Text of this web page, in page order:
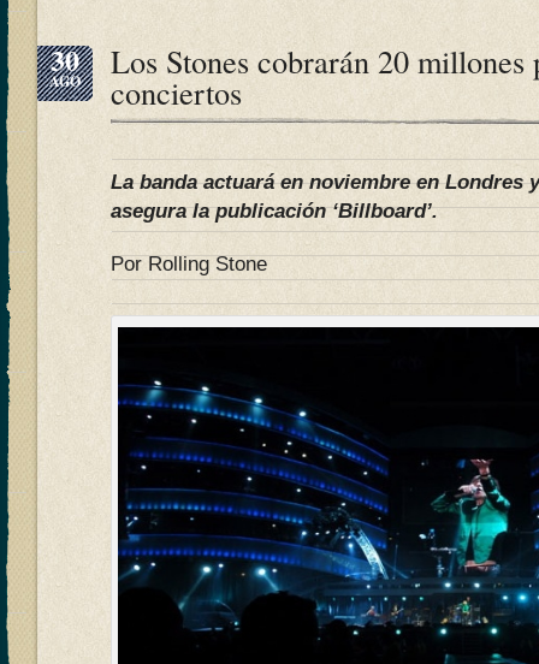
30
AGO Los Stones cobrarán 20 millones
conciertos
La banda actuará en noviembre en Londres
asegura la publicación ‘Billboard’.
Por Rolling Stone